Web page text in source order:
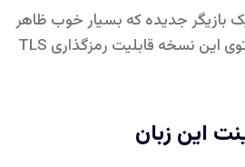
بازیگر جدیده که بسیار خوب ظاهر
شده.گفته میشه که توی این نسخه قابلیت رمزگذاری TLS
این زبان